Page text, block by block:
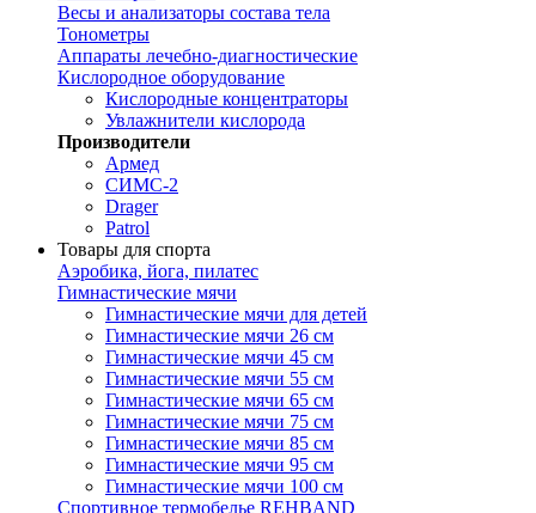
Весы и анализаторы состава тела
Тонометры
Аппараты лечебно-диагностические
Кислородное оборудование
Кислородные концентраторы
Увлажнители кислорода
Производители
Армед
СИМС-2
Drager
Patrol
Товары для спорта
Аэробика, йога, пилатес
Гимнастические мячи
Гимнастические мячи для детей
Гимнастические мячи 26 см
Гимнастические мячи 45 см
Гимнастические мячи 55 см
Гимнастические мячи 65 см
Гимнастические мячи 75 см
Гимнастические мячи 85 см
Гимнастические мячи 95 см
Гимнастические мячи 100 см
Спортивное термобелье REHBAND